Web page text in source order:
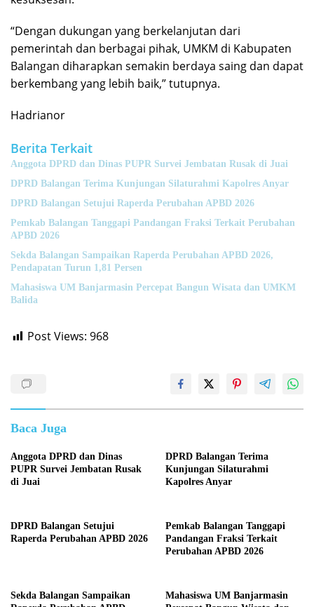
“Dengan dukungan yang berkelanjutan dari
pemerintah dan berbagai pihak, UMKM di Kabupaten
Balangan diharapkan semakin berdaya saing dan dapat
berkembang yang lebih baik,” tutupnya.
Hadrianor
Berita Terkait
Anggota DPRD dan Dinas PUPR Survei Jembatan Rusak di Juai
DPRD Balangan Terima Kunjungan Silaturahmi Kapolres Anyar
DPRD Balangan Setujui Raperda Perubahan APBD 2026
Pemkab Balangan Tanggapi Pandangan Fraksi Terkait Perubahan
APBD 2026
Sekda Balangan Sampaikan Raperda Perubahan APBD 2026,
Pendapatan Turun 1,81 Persen
Mahasiswa UM Banjarmasin Percepat Bangun Wisata dan UMKM
Balida
Post Views: 968
Baca Juga
Anggota DPRD dan Dinas
PUPR Survei Jembatan Rusak
di Juai
DPRD Balangan Terima
Kunjungan Silaturahmi
Kapolres Anyar
DPRD Balangan Setujui
Raperda Perubahan APBD 2026
Pemkab Balangan Tanggapi
Pandangan Fraksi Terkait
Perubahan APBD 2026
Sekda Balangan Sampaikan
Mahasiswa UM Banjarmasin